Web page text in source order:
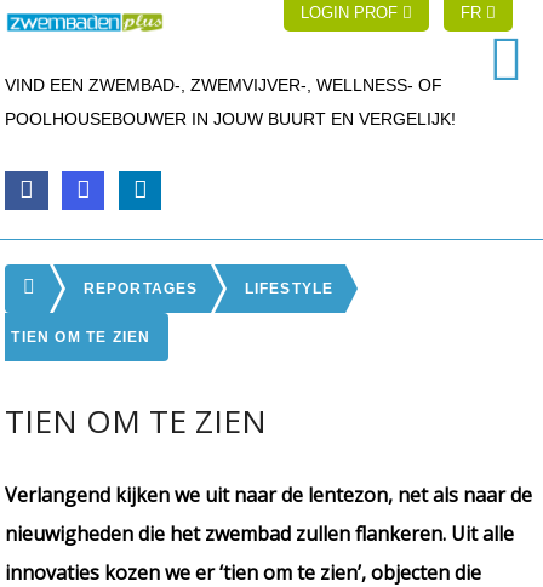
LOGIN PROF FR
VIND EEN ZWEMBAD-, ZWEMVIJVER-, WELLNESS- OF
POOLHOUSEBOUWER IN JOUW BUURT EN VERGELIJK!
REPORTAGES LIFESTYLE
TIEN OM TE ZIEN
TIEN OM TE ZIEN
Verlangend kijken we uit naar de lentezon, net als naar de
nieuwigheden die het zwembad zullen flankeren. Uit alle
innovaties kozen we er ‘tien om te zien’, objecten die